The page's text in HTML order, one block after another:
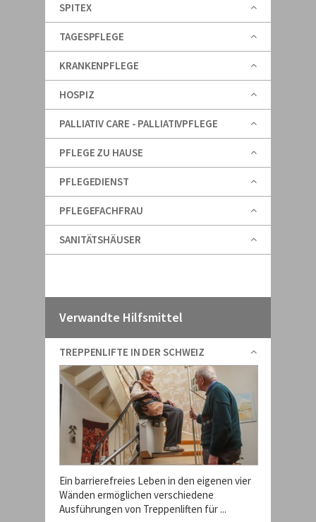
SPITEX
TAGESPFLEGE
KRANKENPFLEGE
HOSPIZ
PALLIATIV CARE - PALLIATIVPFLEGE
PFLEGE ZU HAUSE
PFLEGEDIENST
PFLEGEFACHFRAU
SANITÄTSHÄUSER
Verwandte Hilfsmittel
TREPPENLIFTE IN DER SCHWEIZ
Ein barrierefreies Leben in den eigenen vier
Wänden ermöglichen verschiedene
Ausführungen von Treppenliften für ...